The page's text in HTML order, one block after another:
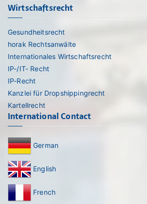
Wirtschaftsrecht
Gesundheitsrecht
horak Rechtsanwälte
Internationales Wirtschaftsrecht
IP-/IT- Recht
IP-Recht
Kanzlei für Dropshippingrecht
Kartellrecht
International Contact
German
English
French